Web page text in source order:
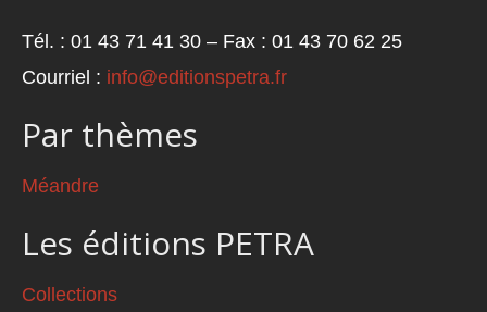
Tél. : 01 43 71 41 30 – Fax : 01 43 70 62 25
Courriel : info@editionspetra.fr
Par thèmes
Méandre
Les éditions PETRA
Collections